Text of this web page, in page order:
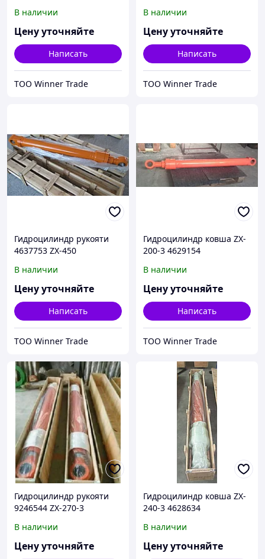
В наличии
Цену уточняйте
Написать
ТОО Winner Trade
В наличии
Цену уточняйте
Написать
ТОО Winner Trade
Гидроцилиндр рукояти
4637753 ZX-450
В наличии
Цену уточняйте
Написать
ТОО Winner Trade
Гидроцилиндр ковша ZX-
200-3 4629154
В наличии
Цену уточняйте
Написать
ТОО Winner Trade
Гидроцилиндр рукояти
9246544 ZX-270-3
В наличии
Цену уточняйте
Гидроцилиндр ковша ZX-
240-3 4628634
В наличии
Цену уточняйте